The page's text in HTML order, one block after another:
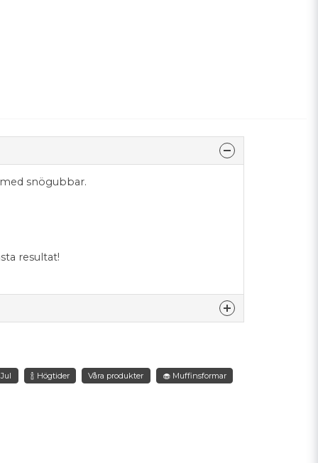
snögubbar.
resultat!
produkten...
🍾 Högtider Våra produkter 🧁 Muffinsformar